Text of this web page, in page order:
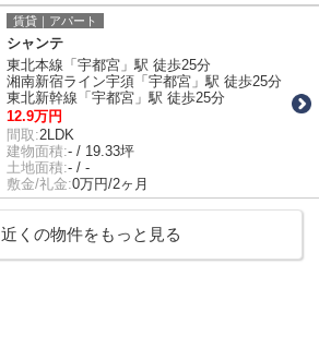
賃貸｜アパート
シャンテ
東北本線「宇都宮」駅 徒歩25分
湘南新宿ライン宇須「宇都宮」駅 徒歩25分
東北新幹線「宇都宮」駅 徒歩25分
12.9万円
間取:2LDK
建物面積:- / 19.33坪
土地面積:- / -
敷金/礼金:0万円/2ヶ月
近くの物件をもっと見る